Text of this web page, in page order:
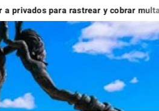
para rastrear y cobrar multas a